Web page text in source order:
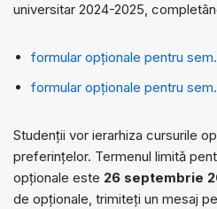
universitar 2024-2025,
formular opționale pentru
formular opționale pentru
Studenții vor ierarhiza cursurile
preferințelor. Termenul limită
opționale este 26 septembrie
de opționale, trimiteți un mesaj